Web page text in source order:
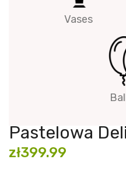
Vases
Pastelowa
zł399.99